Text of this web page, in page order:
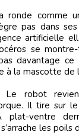
ronde comme
pas dans
artificielle
se
davantage
à la mascotte de
Le robot
Il tire sur
plat-ventre
les poils